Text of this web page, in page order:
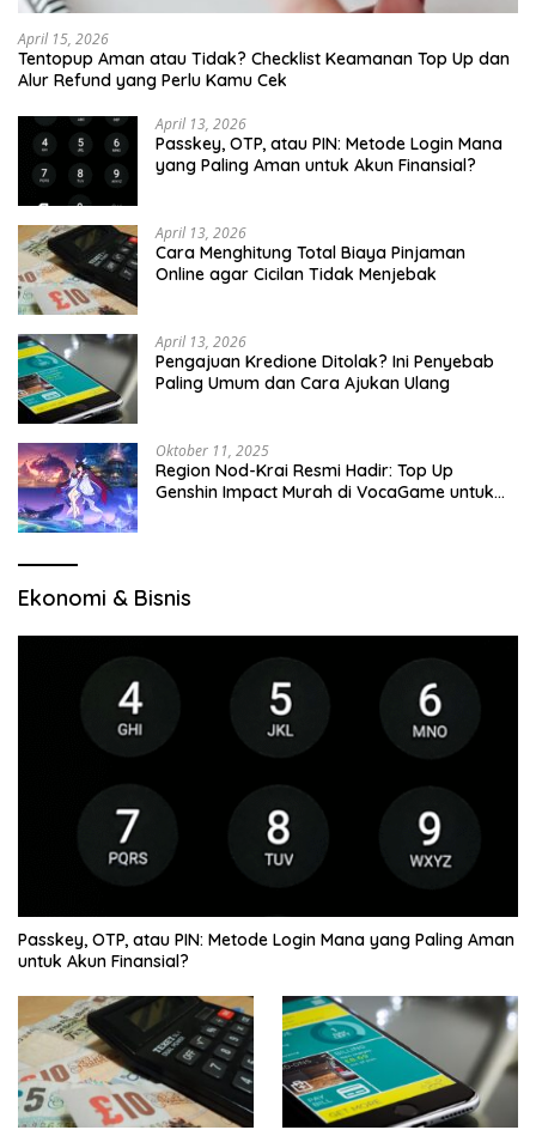
April 15, 2026
Tentopup Aman atau Tidak? Checklist Keamanan Top Up dan
Alur Refund yang Perlu Kamu Cek
April 13, 2026
Passkey, OTP, atau PIN: Metode Login Mana
yang Paling Aman untuk Akun Finansial?
April 13, 2026
Cara Menghitung Total Biaya Pinjaman
Online agar Cicilan Tidak Menjebak
April 13, 2026
Pengajuan Kredione Ditolak? Ini Penyebab
Paling Umum dan Cara Ajukan Ulang
Oktober 11, 2025
Region Nod-Krai Resmi Hadir: Top Up
Genshin Impact Murah di VocaGame untuk
Ekonomi & Bisnis
Passkey, OTP, atau PIN: Metode Login Mana yang Paling Aman
untuk Akun Finansial?